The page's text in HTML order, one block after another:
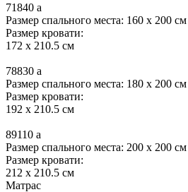
71840 a
Размер спального места: 160 x 200 см
Размер кровати:
172 x 210.5 см
78830 a
Размер спального места: 180 x 200 см
Размер кровати:
192 x 210.5 см
89110 a
Размер спального места: 200 x 200 см
Размер кровати:
212 x 210.5 см
Матрас